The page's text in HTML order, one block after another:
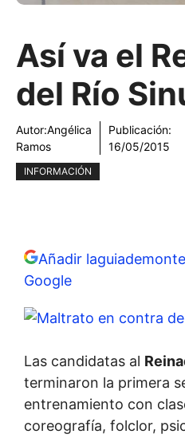
Así va el
del Río
Autor:Angélica
Ramos
Publicación:
16/05/2015
INFORMACIÓN
Añadir
Google
Las candidatas al
terminaron la primera
entrenamiento con
coreografía, folclor,